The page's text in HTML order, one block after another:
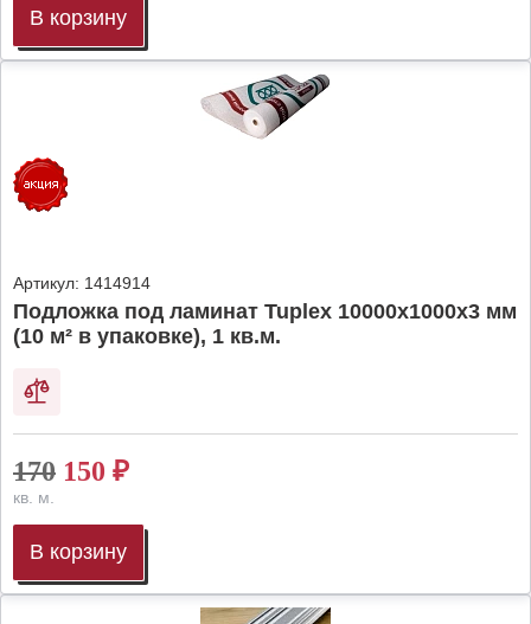
В корзину
Артикул: 1414914
Подложка под ламинат Tuplex 10000x1000x3 мм
(10 м² в упаковке), 1 кв.м.
170 150 ₽
кв. м.
В корзину